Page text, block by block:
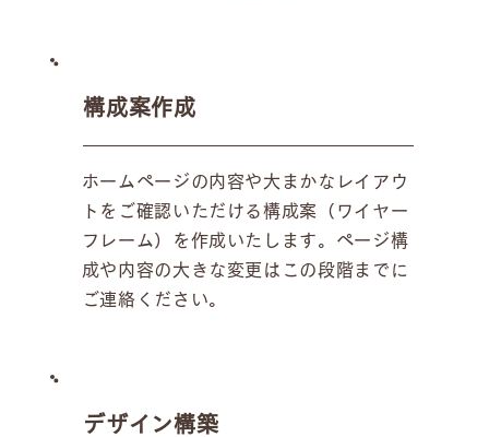
構成案作成
ホームページの内容や大まかなレイアウ
トをご確認いただける構成案（ワイヤー
フレーム）を作成いたします。ページ構
成や内容の大きな変更はこの段階までに
ご連絡ください。
デザイン構築